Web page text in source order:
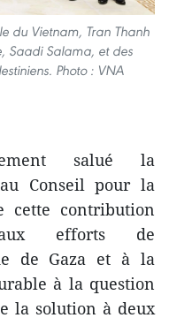
du Vietnam, Tran Thanh
Saadi Salama, et des
Photo : VNA
salué la
Conseil pour la
cette contribution
efforts de
de Gaza et à la
à la question
la solution à deux